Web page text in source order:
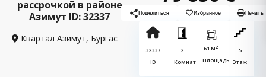
рассрочкой в районе
Азимут ID: 32337
Квартал Азимут, Бургас
Поделиться Избранное Печать
32337
ID
2
Комнат
61 м2
Площадь
5
Этаж